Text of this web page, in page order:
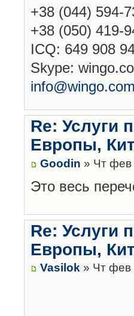
+38 (044) 594-
+38 (050) 419-
ICQ: 649 908
Skype:
Re: Услуги
Европы,
Goodin » Чт фев
Это весь
Re: Услуги
Европы,
Vasilok » Чт фев